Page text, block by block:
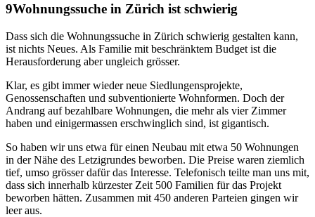
Wohnungssuche in Zürich ist schwierig
Dass sich die Wohnungssuche in Zürich schwierig gestalten kann,
ist nichts Neues. Als Familie mit beschränktem Budget ist die
Herausforderung aber ungleich grösser.
Klar, es gibt immer wieder neue Siedlungensprojekte,
Genossenschaften und subventionierte Wohnformen. Doch der
Andrang auf bezahlbare Wohnungen, die mehr als vier Zimmer
haben und einigermassen erschwinglich sind, ist gigantisch.
So haben wir uns etwa für einen Neubau mit etwa 50 Wohnungen
in der Nähe des Letzigrundes beworben. Die Preise waren ziemlich
tief, umso grösser dafür das Interesse. Telefonisch teilte man uns mit,
dass sich innerhalb kürzester Zeit 500 Familien für das Projekt
beworben hätten. Zusammen mit 450 anderen Parteien gingen wir
leer aus.